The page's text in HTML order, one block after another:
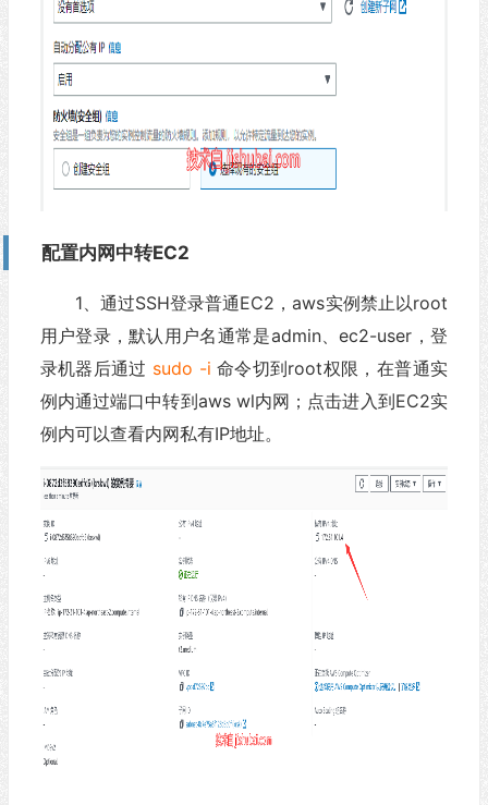
配置内网中转EC2
1、通过SSH登录普通EC2，aws实例禁止以root
用户登录，默认用户名通常是admin、ec2-user，登
录机器后通过 sudo -i 命令切到root权限，在普通实
例内通过端口中转到aws wl内网；点击进入到EC2实
例内可以查看内网私有IP地址。